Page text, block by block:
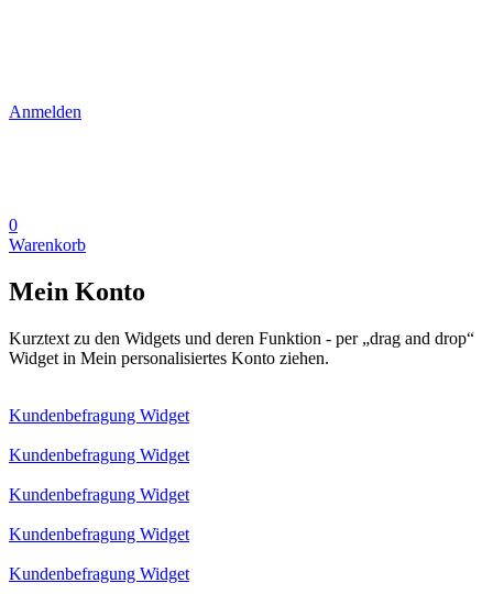
Anmelden
0
Warenkorb
Mein Konto
Kurztext zu den Widgets und deren Funktion - per „drag and drop“
Widget in Mein personalisiertes Konto ziehen.
Kundenbefragung Widget
Kundenbefragung Widget
Kundenbefragung Widget
Kundenbefragung Widget
Kundenbefragung Widget